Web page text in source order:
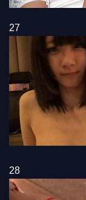
27
28